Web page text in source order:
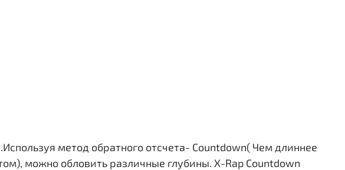
метод обратного отсчета- Countdown( Чем длиннее
можно обловить различные глубины. X-Rap Countdown